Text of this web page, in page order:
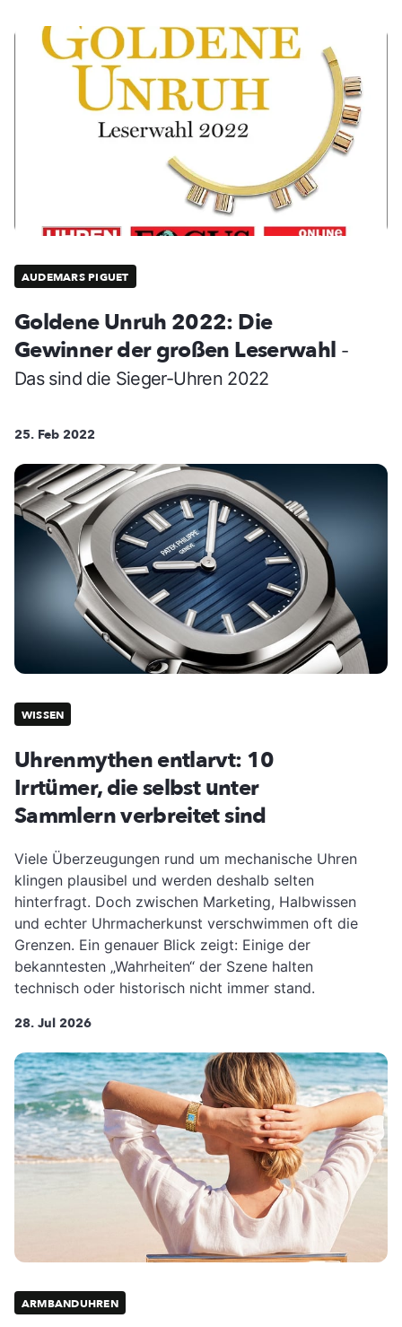
AUDEMARS PIGUET
Goldene Unruh 2022: Die
Gewinner der großen Leserwahl -
Das sind die Sieger-Uhren 2022
25. Feb 2022
WISSEN
Uhrenmythen entlarvt: 10
Irrtümer, die selbst unter
Sammlern verbreitet sind
Viele Überzeugungen rund um mechanische Uhren
klingen plausibel und werden deshalb selten
hinterfragt. Doch zwischen Marketing, Halbwissen
und echter Uhrmacherkunst verschwimmen oft die
Grenzen. Ein genauer Blick zeigt: Einige der
bekanntesten „Wahrheiten“ der Szene halten
technisch oder historisch nicht immer stand.
28. Jul 2026
ARMBANDUHREN